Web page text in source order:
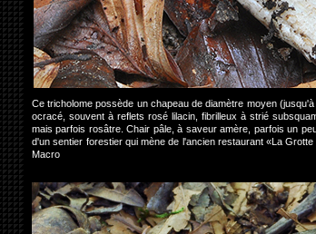
Ce tricholome possède un chapeau de diamètre moyen
ocracé, souvent à reflets rosé lilacin, fibrilleux à strié
mais parfois rosâtre. Chair pâle, à saveur amère, parfois un
d'un sentier forestier qui mène de l'ancien restaurant «La
Macro